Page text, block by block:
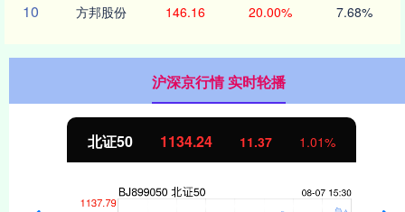
10 方邦股份 146.16 20.00% 7.68%
沪深京行情 实时轮播
北证50 1134.24 11.37 1.01%